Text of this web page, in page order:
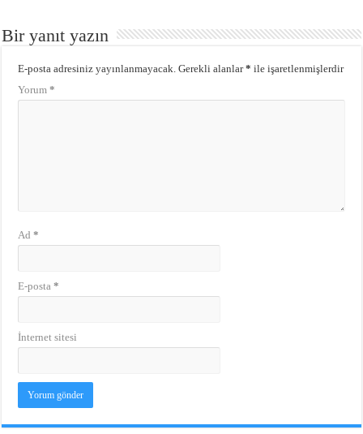
Bir yanıt yazın
E-posta adresiniz yayınlanmayacak. Gerekli alanlar* ile işaretlenmişlerdir
Yorum*
Ad*
E-posta*
İnternet sitesi